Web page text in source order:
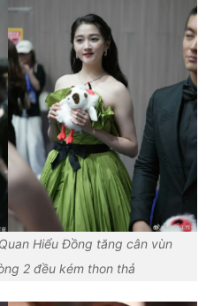
Hiểu Đồng tăng cân vùn
2 đều kém thon thả